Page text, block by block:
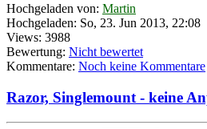
Hochgeladen von: Martin
Hochgeladen: So, 23. Jun 2013, 22:08
Views: 3988
Bewertung: Nicht bewertet
Kommentare: Noch keine Kommentare
Razor, Singlemount - keine